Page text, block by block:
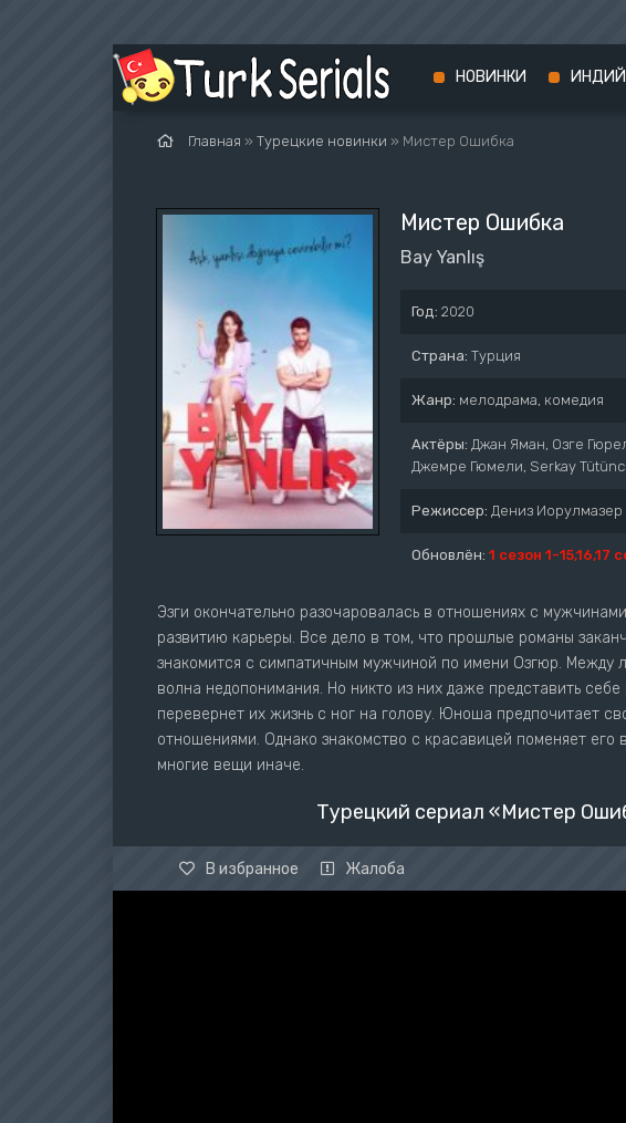
Главная » Турецкие новинки » Мистер Ошибка
Мистер Ошибка
Bay Yanlış
Год: 2020
Страна: Турция
Жанр: мелодрама, комедия
Актёры: Джан Яман, Озге
Джемре Гюмели, Serkay
Режиссер: Дениз Иорулмазер
Обновлён: 1 сезон 1-15,16,17
Эзги окончательно разочаровалась в отношениях с
развитию карьеры. Все дело в том, что прошлые романы
знакомится с симпатичным мужчиной по имени Озгюр. Между
волна недопонимания. Но никто из них даже представить
перевернет их жизнь с ног на голову. Юноша предпочитает
отношениями. Однако знакомство с красавицей поменяет его
многие вещи иначе.
Турецкий сериал «Мистер
В избранное Жалоба
НОВИНКИ